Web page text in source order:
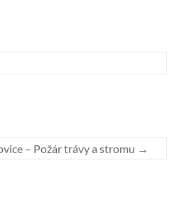
– Požár trávy a stromu →